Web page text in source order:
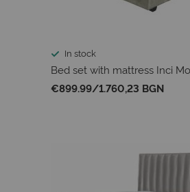
In stock
Bed set with mattress Inci
€899.99/1.760,23 BGN